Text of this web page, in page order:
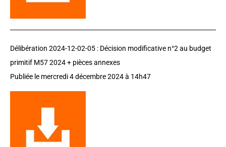
Délibération 2024-12-02-05 : Décision modificative n°2 au budget
primitif M57 2024 + pièces annexes
Publiée le mercredi 4 décembre 2024à 14h47